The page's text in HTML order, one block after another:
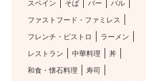
スペイン
そば バー
バル
ファストフード・ファミレス
フレンチ・ビストロ
ラーメン
レストラン
中華料理
丼
和食・懐石料理
寿司